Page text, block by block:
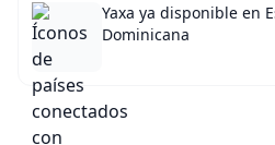
Yaxa ya disponible en
Dominicana